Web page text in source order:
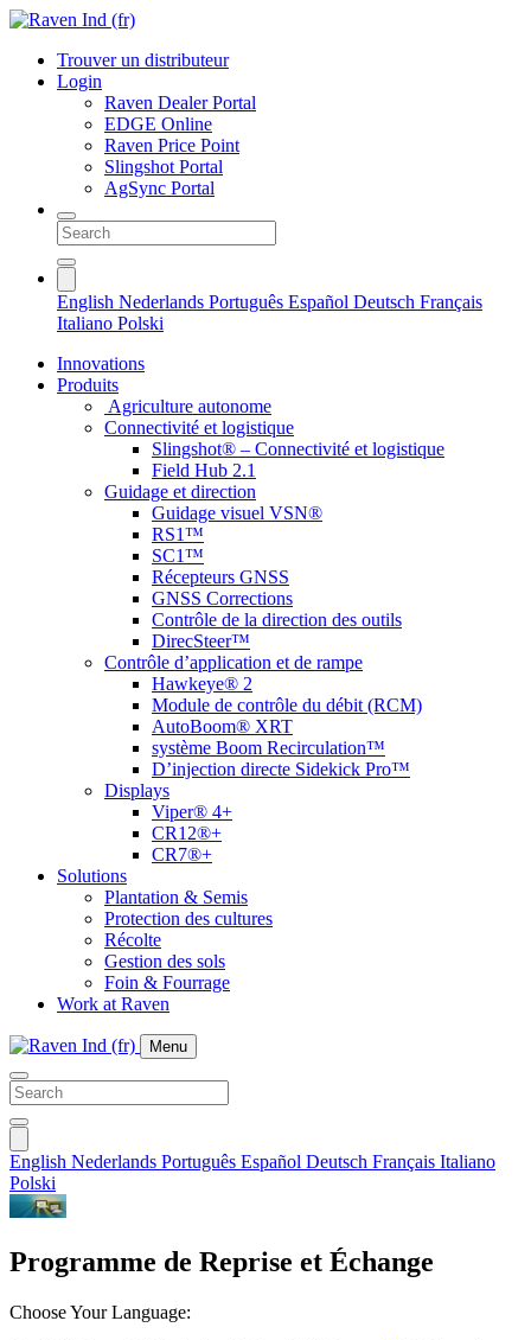
Trouver un distributeur
Login
Raven Dealer Portal
EDGE Online
Raven Price Point
Slingshot Portal
AgSync Portal
English Nederlands Português Español Deutsch Français
Italiano Polski
Innovations
Produits
Agriculture autonome
Connectivité et logistique
Slingshot® – Connectivité et logistique
Field Hub 2.1
Guidage et direction
Guidage visuel VSN®
RS1™
SC1™
Récepteurs GNSS
GNSS Corrections
Contrôle de la direction des outils
DirecSteer™
Contrôle d’application et de rampe
Hawkeye® 2
Module de contrôle du débit (RCM)
AutoBoom® XRT
système Boom Recirculation™
D’injection directe Sidekick Pro™
Displays
Viper® 4+
CR12®+
CR7®+
Solutions
Plantation & Semis
Protection des cultures
Récolte
Gestion des sols
Foin & Fourrage
Work at Raven
Menu
English Nederlands Português Español Deutsch Français Italiano
Polski
Programme de Reprise et Échange
Choose Your Language: